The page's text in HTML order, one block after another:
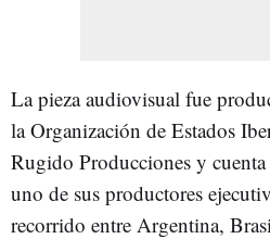
La pieza audiovisual fue
la Organización de Estados
Rugido Producciones y
uno de sus productores
recorrido entre Argentina,